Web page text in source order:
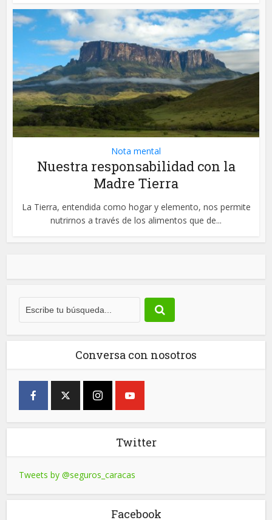
Nota mental
Nuestra responsabilidad con la
Madre Tierra
La Tierra, entendida como hogar y elemento, nos permite
nutrirnos a través de los alimentos que de...
Conversa con nosotros
Twitter
Tweets by @seguros_caracas
Facebook